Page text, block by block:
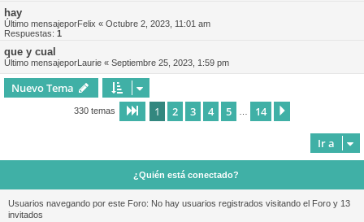
hay
Último mensajeporFelix « Octubre 2, 2023, 11:01 am
Respuestas: 1
que y cual
Último mensajeporLaurie « Septiembre 25, 2023, 1:59 pm
Nuevo Tema
330 temas Página de 14
1 2 3 4 5 14
Ir a
¿Quién está conectado?
Usuarios navegando por este Foro: No hay usuarios registrados visitando el Foro y 13
invitados